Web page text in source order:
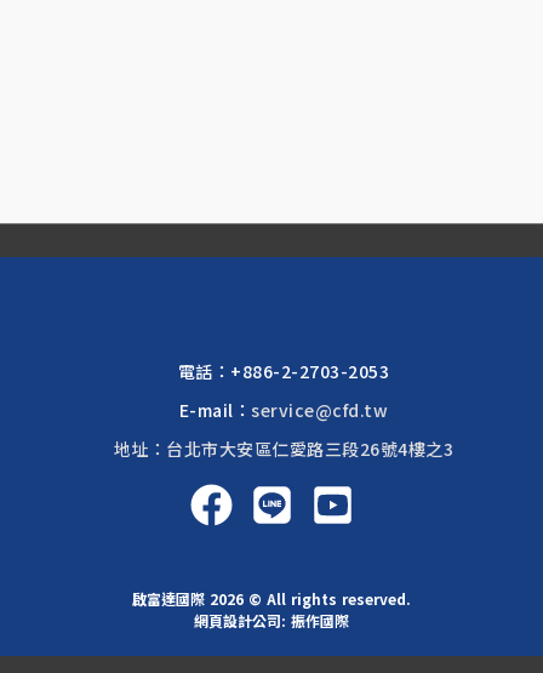
電話： +886-2-2703-2053
E-mail：service@cfd.tw
地址：台北市大安區仁愛路三段26號4樓之3
啟富達國際 2026 © All rights reserved.
網頁設計公司: 振作國際